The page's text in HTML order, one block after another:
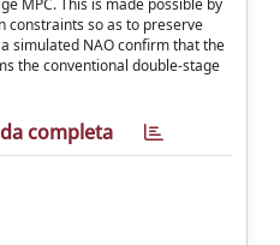
MPC. This is made possible by
constraints so as to preserve
simulated NAO confirm that the
the conventional double-stage
completa